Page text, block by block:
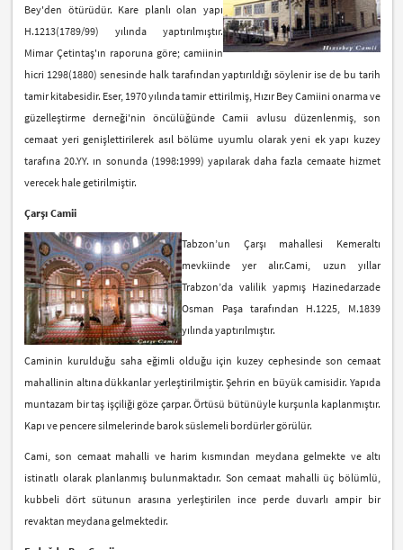
Bey'den ötürüdür. Kare planlı olan yapı
H.1213(1789/99) yılında yaptırılmıştır.
Mimar Çetintaş'ın raporuna göre; camiinin
hicri 1298(1880) senesinde halk tarafından yaptırıldığı söylenir ise de bu tarih
tamir kitabesidir. Eser, 1970 yılında tamir ettirilmiş, Hızır Bey Camiini onarma ve
güzelleştirme derneği'nin öncülüğünde Camii avlusu düzenlenmiş, son
cemaat yeri genişlettirilerek asıl bölüme uyumlu olarak yeni ek yapı kuzey
tarafına 20.YY. ın sonunda (1998:1999) yapılarak daha fazla cemaate hizmet
verecek hale getirilmiştir.
Çarşı Camii
Tabzon’un Çarşı mahallesi Kemeraltı
mevkiinde yer alır.Cami, uzun yıllar
Trabzon’da valilik yapmış Hazinedarzade
Osman Paşa tarafından H.1225, M.1839
yılında yaptırılmıştır.
Caminin kurulduğu saha eğimli olduğu için kuzey cephesinde son cemaat
mahallinin altına dükkanlar yerleştirilmiştir. Şehrin en büyük camisidir. Yapıda
muntazam bir taş işçiliği göze çarpar. Örtüsü bütünüyle kurşunla kaplanmıştır.
Kapı ve pencere silmelerinde barok süslemeli bordürler görülür.
Cami, son cemaat mahalli ve harim kısmından meydana gelmekte ve altı
istinatlı olarak planlanmış bulunmaktadır. Son cemaat mahalli üç bölümlü,
kubbeli dört sütunun arasına yerleştirilen ince perde duvarlı ampir bir
revaktan meydana gelmektedir.